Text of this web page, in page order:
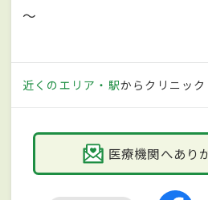
～
近くのエリア・駅からクリニッ
医療機関へあり